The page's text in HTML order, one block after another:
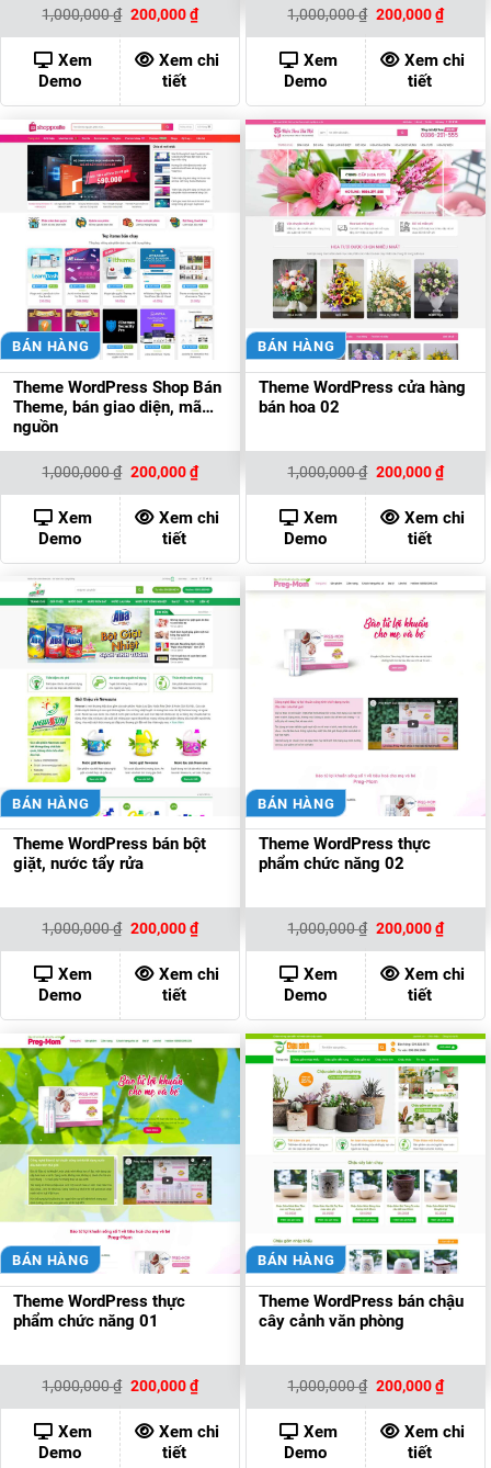
1,000,000₫ Giá
là:
1,000,000 ₫.
200,000₫Giá
hiện
tại
là:
200,000 ₫.
Xem
Demo
Xem chi
tiết
1,000,000₫ Giá
là:
1,000,000 ₫.
200,000₫Giá
hiện
tại
là:
Xem
Demo
Xem chi
tiết
BÁN HÀNG
Theme WordPress Shop Bán
Theme, bán giao diện, mã
nguồn
1,000,000₫ Giá
là:
1,000,000 ₫.
200,000₫Giá
hiện
tại
là:
200,000 ₫.
Xem
Demo
Xem chi
tiết
BÁN HÀNG
Theme WordPress cửa hàng
bán hoa 02
1,000,000₫ Giá
là:
1,000,000 ₫.
200,000₫Giá
hiện
tại
là:
Xem
Demo
Xem chi
tiết
BÁN HÀNG
Theme WordPress bán bột
giặt, nước tẩy rửa
1,000,000₫ Giá
là:
1,000,000 ₫.
200,000₫Giá
hiện
tại
là:
200,000 ₫.
Xem
Demo
Xem chi
tiết
BÁN HÀNG
Theme WordPress thực
phẩm chức năng 02
1,000,000₫ Giá
là:
1,000,000 ₫.
200,000₫Giá
hiện
tại
là:
Xem
Demo
Xem chi
tiết
BÁN HÀNG
Theme WordPress thực
phẩm chức năng 01
1,000,000₫ Giá
là:
1,000,000 ₫.
200,000₫Giá
hiện
tại
là:
200,000 ₫.
Xem
Demo
Xem chi
tiết
BÁN HÀNG
Theme WordPress bán chậu
cây cảnh văn phòng
1,000,000₫ Giá
là:
1,000,000 ₫.
200,000₫Giá
hiện
tại
là:
Xem
Demo
Xem chi
tiết